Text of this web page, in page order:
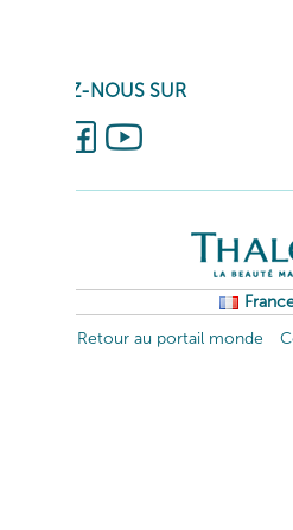
SUIVEZ-NOUS SUR
Retour au portail monde